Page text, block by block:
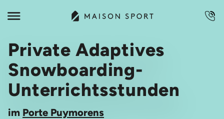
Private Adaptives
Snowboarding-
Unterrichtsstunden
im Porte Puymorens